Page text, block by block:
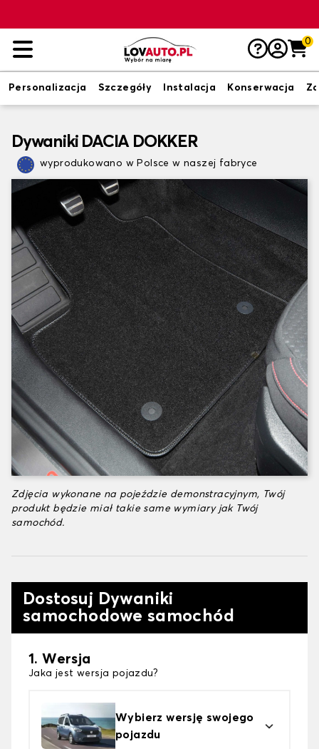
0
Personalizacja Szczegóły Instalacja Konserwacja
Dywaniki DACIA DOKKER
wyprodukowano w Polsce w naszej fabryce
Zdjęcia wykonane na pojeździe demonstracyjnym, Twój
produkt będzie miał takie same wymiary jak Twój
samochód.
Dostosuj Dywaniki
samochodowe samochód
1. Wersja
Jaka jest wersja pojazdu?
Wybierz wersję swojego
pojazdu